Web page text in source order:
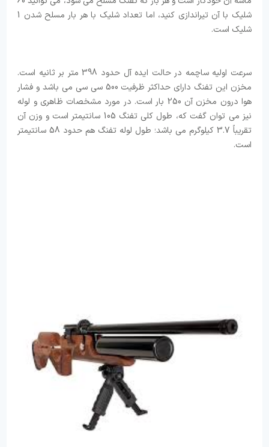
شلیک با آن تیراندازی کنید، اما تعداد شلیک با هر بار مسلح شدن 1
شلیک است.
سرعت اولیه ساچمه در حالت ایده آل حدود 398 متر بر ثانیه است.
مخزن این تفنگ دارای حداکثر ظرفیت 500 سی سی می باشد و فشار
هوا درون مخزن آن 250 بار است. در مورد مشخصات ظاهری و لوله
نیز می توان گفت که، طول کلی تفنگ 105 سانتیمتر است و وزن آن
تقریباً 3.7 کیلوگرم می باشد؛ طول لوله تفنگ هم حدود 58 سانتیمتر
است.